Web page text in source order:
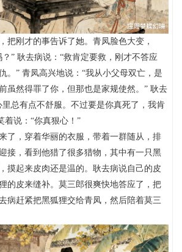
把刚才的事告诉了她。青凤脸色大变，
” 耿去病说：“救肯定要救，刚才不答应
。” 青凤高兴地说：“我从小父母双亡，是
虽然得罪了你，但那也是家规使然。” 耿去
总有点不舒服。不过要是你真死了，我肯
着说：“你真狠心！”
了，穿着华丽的衣服，带着一群随从，排
接，看到他猎了很多猎物，其中有一只黑
摸起来皮肉还是温的。耿去病说自己的皮
的皮来缝补。莫三郎很爽快地答应了，把
病赶紧把黑狐狸交给青凤，然后陪着莫三